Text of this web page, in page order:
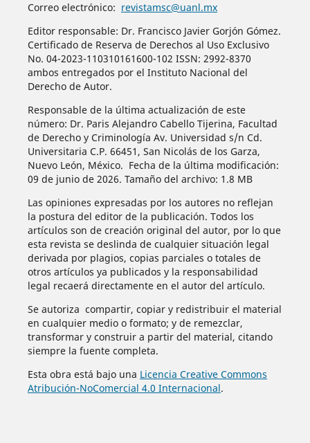
Correo electrónico: revistamsc@uanl.mx
Editor responsable: Dr. Francisco Javier Gorjón Gómez.
Certificado de Reserva de Derechos al Uso Exclusivo
No. 04-2023-110310161600-102 ISSN: 2992-8370
ambos entregados por el Instituto Nacional del
Derecho de Autor.
Responsable de la última actualización de este
número: Dr. Paris Alejandro Cabello Tijerina, Facultad
de Derecho y Criminología Av. Universidad s/n Cd.
Universitaria C.P. 66451, San Nicolás de los Garza,
Nuevo León, México. Fecha de la última modificación:
09 de junio de 2026. Tamaño del archivo: 1.8 MB
Las opiniones expresadas por los autores no reflejan
la postura del editor de la publicación. Todos los
artículos son de creación original del autor, por lo que
esta revista se deslinda de cualquier situación legal
derivada por plagios, copias parciales o totales de
otros artículos ya publicados y la responsabilidad
legal recaerá directamente en el autor del artículo.
Se autoriza compartir, copiar y redistribuir el material
en cualquier medio o formato; y de remezclar,
transformar y construir a partir del material, citando
siempre la fuente completa.
Esta obra está bajo una Licencia Creative Commons
Atribución-NoComercial 4.0 Internacional.